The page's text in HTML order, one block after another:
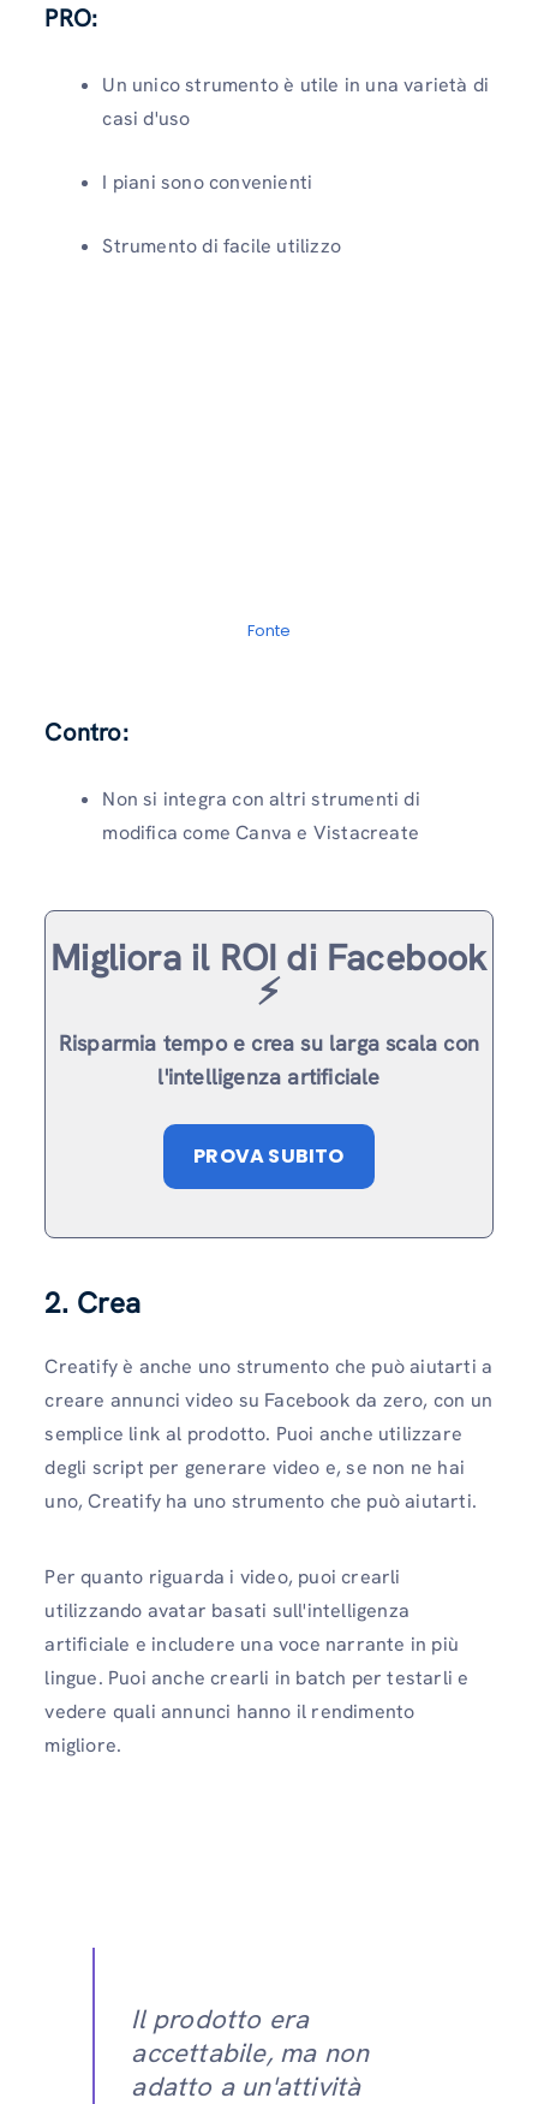
PRO:
Un unico strumento è utile in una varietà di
casi d'uso
I piani sono convenienti
Strumento di facile utilizzo
Fonte
Contro:
Non si integra con altri strumenti di
modifica come Canva e Vistacreate
Migliora il ROI di Facebook
⚡️
Risparmia tempo e crea su larga scala con
l'intelligenza artificiale
PROVA SUBITO
2. Crea
Creatify è anche uno strumento che può aiutarti a
creare annunci video su Facebook da zero, con un
semplice link al prodotto. Puoi anche utilizzare
degli script per generare video e, se non ne hai
uno, Creatify ha uno strumento che può aiutarti.
Per quanto riguarda i video, puoi crearli
utilizzando avatar basati sull'intelligenza
artificiale e includere una voce narrante in più
lingue. Puoi anche crearli in batch per testarli e
vedere quali annunci hanno il rendimento
migliore.
Il prodotto era
accettabile, ma non
adatto a un'attività